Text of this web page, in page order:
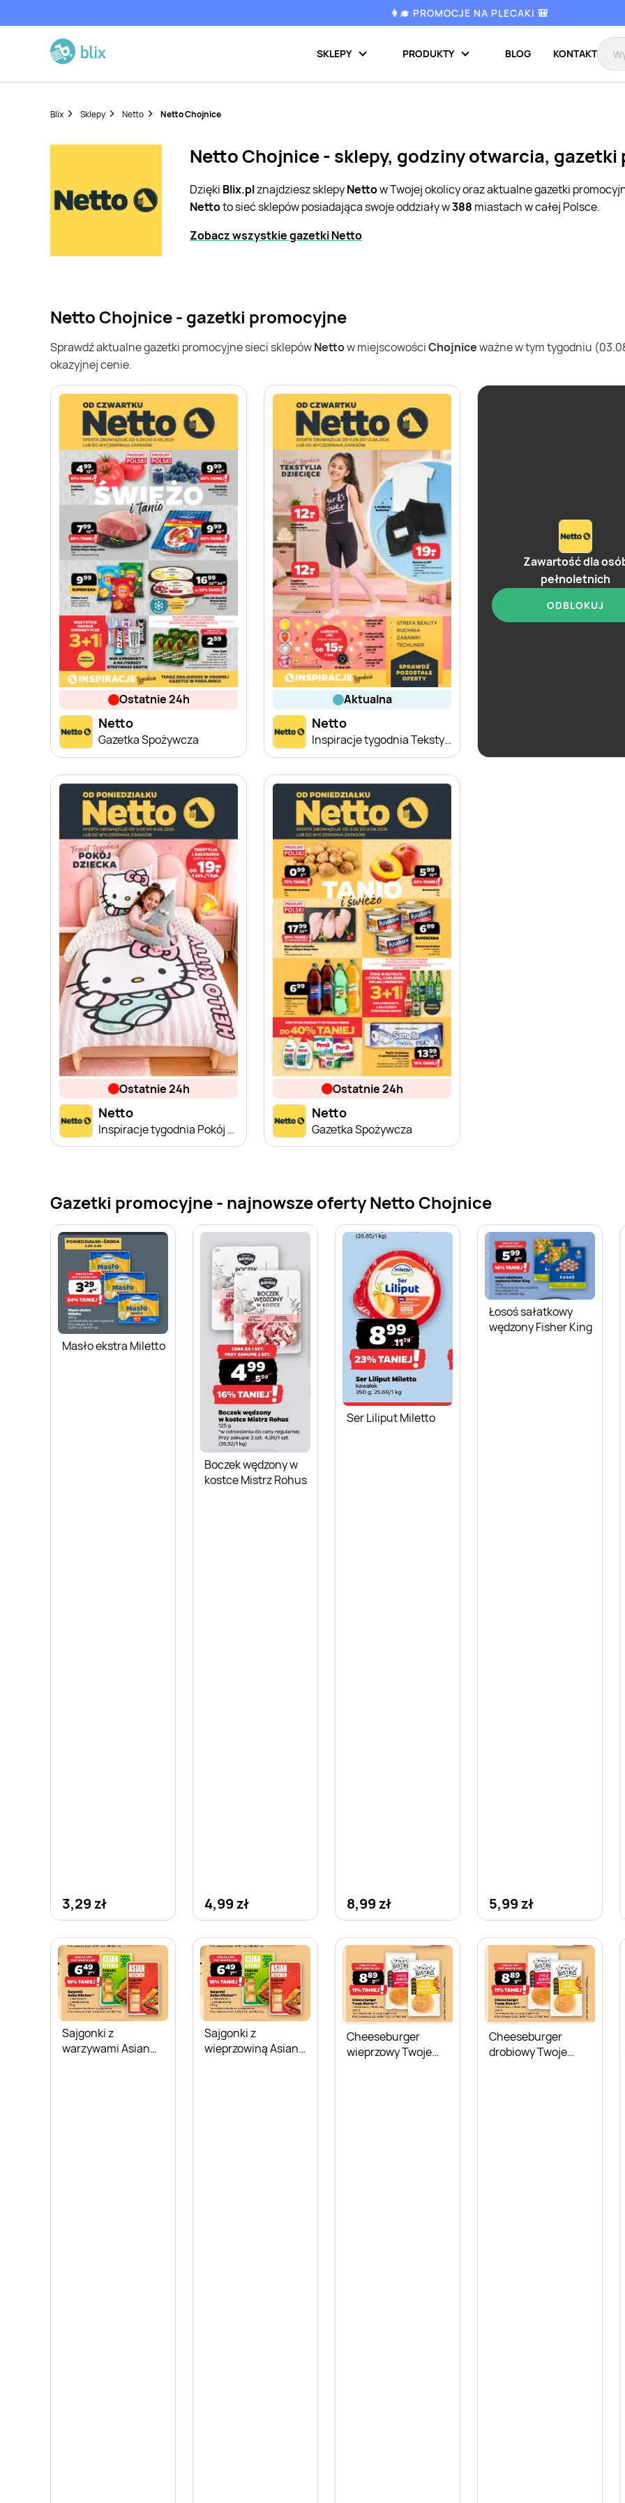
👩‍🎓 PROMOCJE NA PLECAKI 🎒
SKLEPY PRODUKTY BLOG KONTAKT
Blix Sklepy Netto Netto Chojnice
Netto Chojnice - sklepy, godziny otwarcia, gazetki
Dzięki Blix.plznajdziesz sklepyNettow Twojej okolicy oraz aktualne gazetki
Nettoto sieć sklepów posiadająca swoje oddziały w388 miastach w całej Polsce.
Zobacz wszystkie gazetki Netto
Netto Chojnice - gazetki promocyjne
Sprawdź aktualne gazetki promocyjne sieci sklepówNettow miejscowościChojniceważne w tym tygodniu
okazyjnej cenie.
ostatnie 24h
Netto
Gazetka Spożywcza
aktualna
Netto
Inspiracje tygodnia Tekstylia dziecięce
Zawartość dla
pełnoletnich
ODBLOKUJ
ostatnie 24h
Netto
Inspiracje tygodnia Pokój Dziecka
ostatnie 24h
Netto
Gazetka Spożywcza
Gazetki promocyjne - najnowsze oferty Netto Chojnice
Masło ekstra Miletto
3,29 zł
Boczek wędzony w
kostce Mistrz Rohus
4,99 zł
Ser Liliput Miletto
8,99 zł
Łosoś sałatkowy
wędzony Fisher King
5,99 zł
Sajgonki z
warzywami Asian
Sajgonki z
wieprzowiną Asian
Cheeseburger
wieprzowy Twoje
Cheeseburger
drobiowy Twoje